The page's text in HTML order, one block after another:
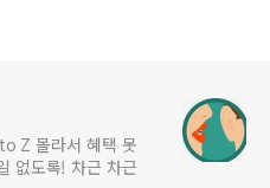
Z 몰라서 혜택 못
없도록! 차근 차근